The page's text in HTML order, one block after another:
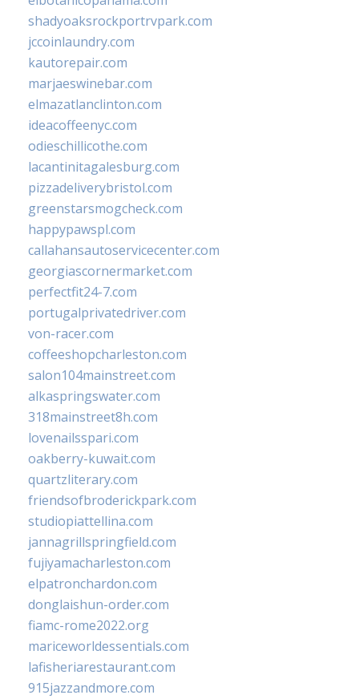
shadyoaksrockportrvpark.com
jccoinlaundry.com
kautorepair.com
marjaeswinebar.com
elmazatlanclinton.com
ideacoffeenyc.com
odieschillicothe.com
lacantinitagalesburg.com
pizzadeliverybristol.com
greenstarsmogcheck.com
happypawspl.com
callahansautoservicecenter.com
georgiascornermarket.com
perfectfit24-7.com
portugalprivatedriver.com
von-racer.com
coffeeshopcharleston.com
salon104mainstreet.com
alkaspringswater.com
318mainstreet8h.com
lovenailsspari.com
oakberry-kuwait.com
quartzliterary.com
friendsofbroderickpark.com
studiopiattellina.com
jannagrillspringfield.com
fujiyamacharleston.com
elpatronchardon.com
donglaishun-order.com
fiamc-rome2022.org
mariceworldessentials.com
lafisheriarestaurant.com
915jazzandmore.com